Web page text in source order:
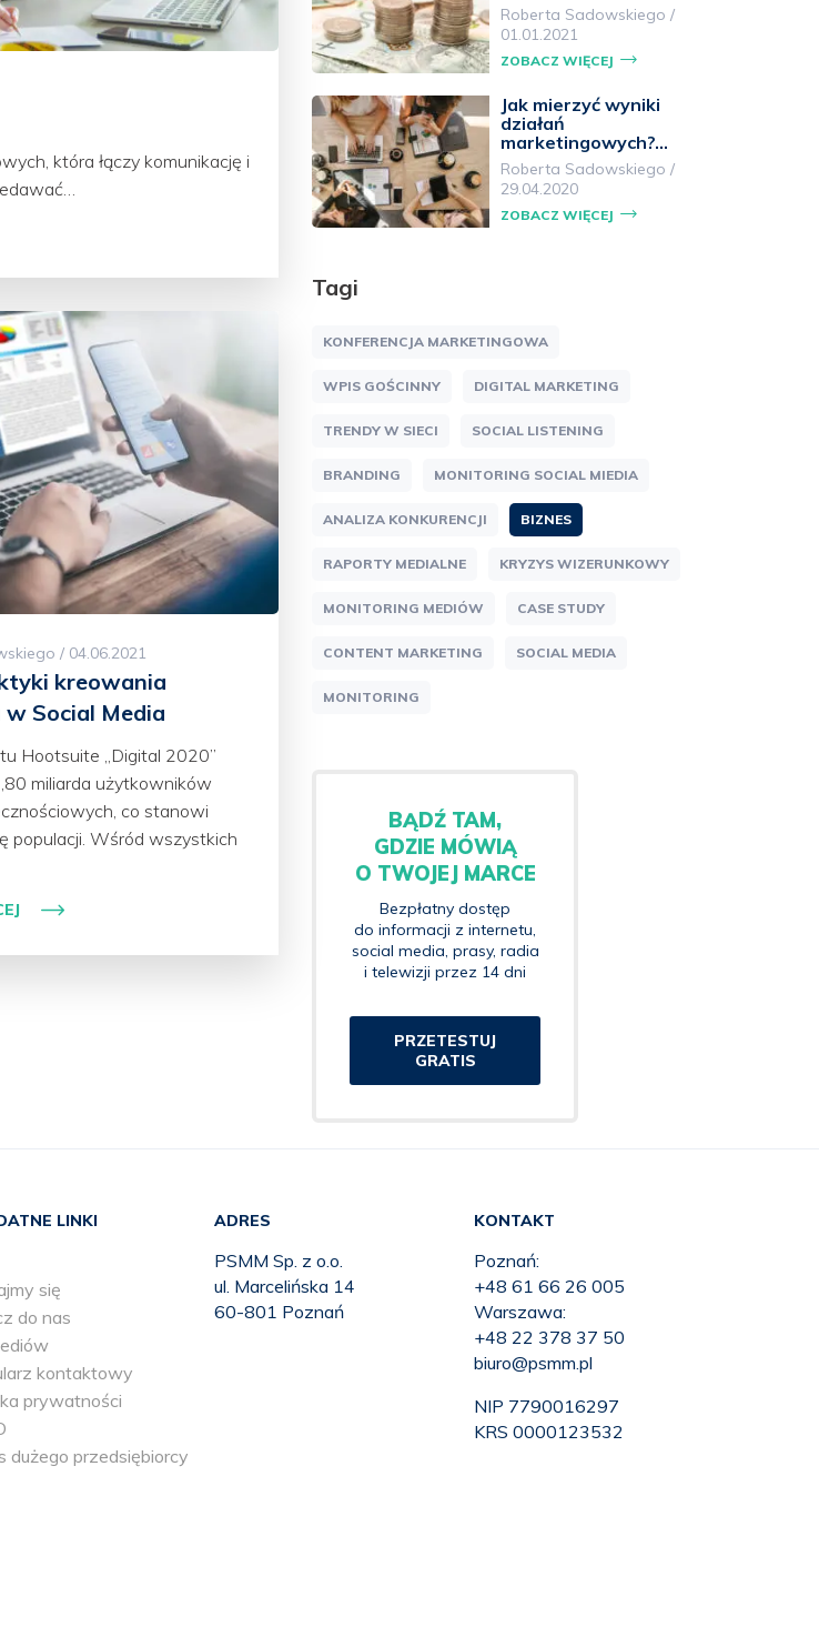
która łączy komunikację i
/ 04.06.2021
kreowania
Social Media
Hootsuite „Digital 2020”
miliarda użytkowników
co stanowi
populacji. Wśród wszystkich
Roberta Sadowskiego /
01.01.2021
ZOBACZ WIĘCEJ
Jak mierzyć wyniki
działań
marketingowych?…
Roberta Sadowskiego /
29.04.2020
ZOBACZ WIĘCEJ
Tagi
KONFERENCJA MARKETINGOWA
WPIS GOŚCINNY DIGITAL MARKETING
TRENDY W SIECI SOCIAL LISTENING
BRANDING MONITORING SOCIAL MIEDIA
ANALIZA KONKURENCJI BIZNES
RAPORTY MEDIALNE KRYZYS WIZERUNKOWY
MONITORING MEDIÓW CASE STUDY
CONTENT MARKETING SOCIAL MEDIA
MONITORING
BĄDŹ TAM,
GDZIE MÓWIĄ
O TWOJEJ MARCE
Bezpłatny dostęp
do informacji z internetu,
social media, prasy, radia
i telewizji przez 14 dni
PRZETESTUJ
GRATIS
LINKI
się
do nas
kontaktowy
prywatności
dużego przedsiębiorcy
ADRES
PSMM Sp. z o.o.
ul. Marcelińska 14
60-801 Poznań
KONTAKT
Poznań:
+48 61 66 26 005
Warszawa:
+48 22 378 37 50
biuro@psmm.pl
NIP 7790016297
KRS 0000123532